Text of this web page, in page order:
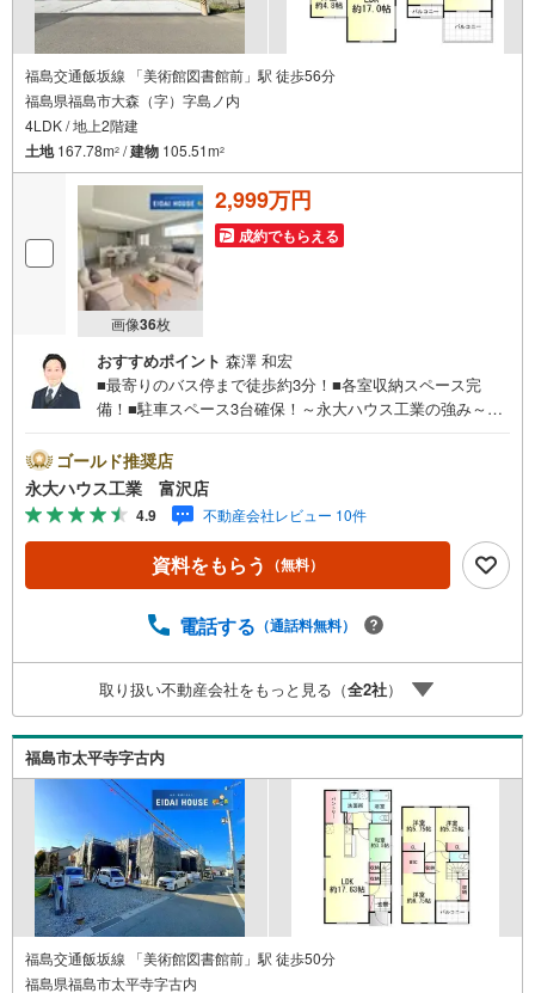
福島交通飯坂線 「美術館図書館前」駅 徒歩56分
福島県福島市大森（字）字島ノ内
4LDK / 地上2階建
土地167.78m2 /建物 105.51m2
画像36枚
2,999万円
成約でもらえる
おすすめポイント 森澤 和宏
■最寄りのバス停まで徒歩約3分！■各室収納スペース完
備！■駐車スペース3台確保！～永大ハウス工業の強み～仙
社の強みを大きく2つに分けてご紹介！1.＜豊富な不動産知
識＞戸建・マンション・土地...と種別を問わず不動産を取
り扱っております。更に教育施設や商業施設、子育て環境
や行政などの地域情報を総合し、お客様により良い物件選
びをして頂けるよう、しっかりとサポートさせて頂きま
す。2.＜経験豊富なスタッフ＞当社では【購入】【売却】
問はもちろん、ご購入時に気になる住宅ローン各種税金に
ッズスペースも完備！お子様連れのご家族様で是非お越し
ください。営業時間:10:00～18:00（定休日火・水曜日※店
舗により変動あり）現地のご案内も可能ですので、どうぞ
お気軽にお問い合わせください！
ゴールド推奨店
永大ハウス工業 富沢店
4.9 不動産会社レビュー 10件
資料をもらう （無料）
電話する （通話料無料）
取り扱い不動産会社をもっと見る（全2社）
福島市太平寺字古内
福島交通飯坂線 「美術館図書館前」駅 徒歩50分
福島県福島市太平寺字古内